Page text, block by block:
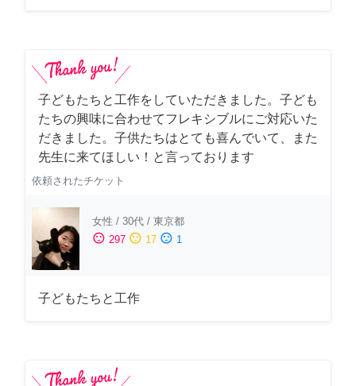
子どもたちと工作をしていただきました。子ども
たちの興味に合わせてフレキシブルにご対応いた
だきました。子供たちはとても喜んでいて、また
先生に来てほしい！と言っております
依頼されたチケット
女性 / 30代 / 東京都
sentiment_satisfied 297 sentiment_neutral 17 sentiment_dissatisfied 1
子どもたちと工作